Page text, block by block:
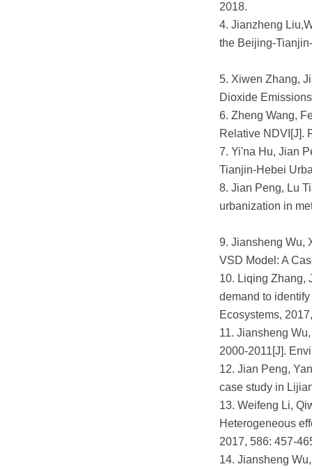
2018.
4. Jianzheng
the Beijing-
5. Xiwen Zhang,
Dioxide
6. Zheng Wang,
Relative
7. Yi'na Hu, Jian
Tianjin-Hebei
8. Jian Peng, Lu
urbanization in
9. Jiansheng Wu,
VSD Model: A
10. Liqing Zhang,
demand to
Ecosystems,
11. Jiansheng
2000-2011[J].
12. Jian Peng,
case study in
13. Weifeng Li,
Heterogeneous
2017, 586:
14. Jiansheng